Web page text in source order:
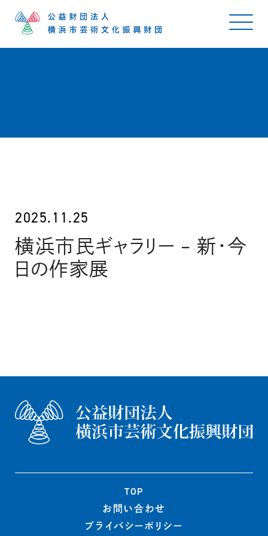
2025.11.25
横浜市民ギャラリー – 新・今
日の作家展
TOP
お問い合わせ
プライバシーポリシー